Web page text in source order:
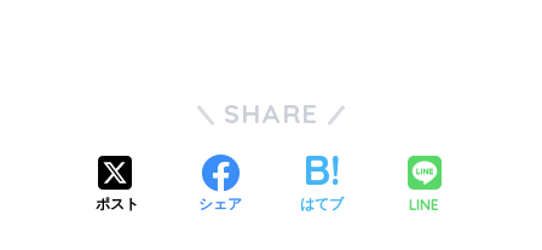
SHARE
ポスト シェア はてブ LINE